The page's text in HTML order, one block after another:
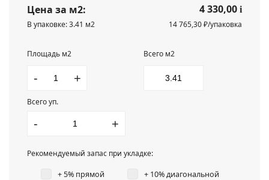
Цена за м2: 4 330,00 i
В упаковке: 3.41 м2
14 765,30 ₽/упаковка
Площадь м2
- +
Всего м2
Всего уп.
- +
Рекомендуемый запас при укладке:
+ 5% прямой + 10% диагональной